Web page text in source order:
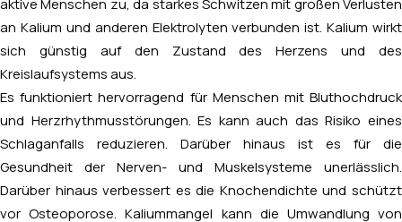
aktive Menschen zu, da starkes Schwitzen mit großen Verlusten
an Kalium und anderen Elektrolyten verbunden ist. Kalium wirkt
sich günstig auf den Zustand des Herzens und des
Kreislaufsystems aus.
Es funktioniert hervorragend für Menschen mit Bluthochdruck
und Herzrhythmusstörungen. Es kann auch das Risiko eines
Schlaganfalls reduzieren. Darüber hinaus ist es für die
Gesundheit der Nerven- und Muskelsysteme unerlässlich.
Darüber hinaus verbessert es die Knochendichte und schützt
vor Osteoporose. Kaliummangel kann die Umwandlung von